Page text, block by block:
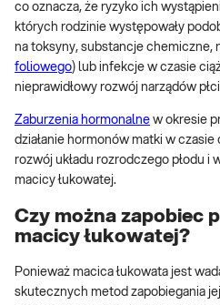
co oznacza, że ryzyko ich
których rodzinie występowały
na toksyny, substancje chemiczne,
foliowego) lub infekcje w czasie
nieprawidłowy rozwój narządów
Zaburzenia hormonalne w okresie
działanie hormonów matki w czasie
rozwój układu rozrodczego płodu i
macicy łukowatej.
Czy można zapobiec
macicy łukowatej?
Ponieważ macica łukowata jest
skutecznych metod zapobiegania